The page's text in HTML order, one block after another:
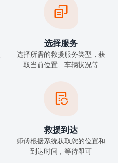

选择服务
选择所需的救援服务类型，获
取当前位置、车辆状况等

救援到达
师傅根据系统获取您的位置和
到达时间，等待即可